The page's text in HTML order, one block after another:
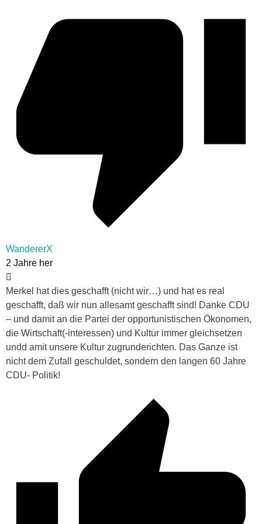
WandererX
2 Jahre her
Merkel hat dies geschafft (nicht wir…) und hat es real
geschafft, daß wir nun allesamt geschafft sind! Danke CDU
– und damit an die Partei der opportunistischen Ökonomen,
die Wirtschaft(-interessen) und Kultur immer gleichsetzen
undd amit unsere Kultur zugrunderichten. Das Ganze ist
nicht dem Zufall geschuldet, sondern den langen 60 Jahre
CDU- Politik!